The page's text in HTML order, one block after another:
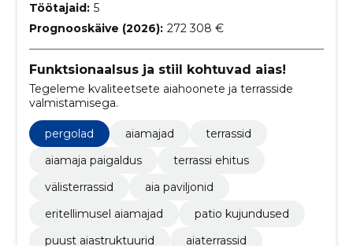
Töötajaid: 5
Prognooskäive (2026): 272 308 €
Funktsionaalsus ja stiil kohtuvad aias!
Tegeleme kvaliteetsete aiahoonete ja terrasside
valmistamisega.
pergolad aiamajad
terrassid
aiamaja paigaldus
terrassi ehitus
välisterrassid
aia paviljonid
eritellimusel aiamajad
patio kujundused
puust aiastruktuurid
aiaterrassid